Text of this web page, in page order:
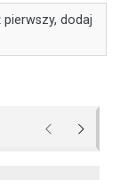
dodaj
Poprzednie